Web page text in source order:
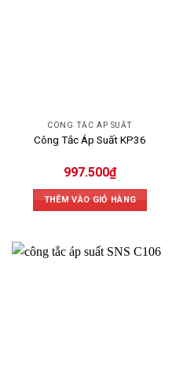
CÔNG TẮC ÁP SUẤT
Công Tắc Áp Suất KP36
997.500₫
THÊM VÀO GIỎ HÀNG